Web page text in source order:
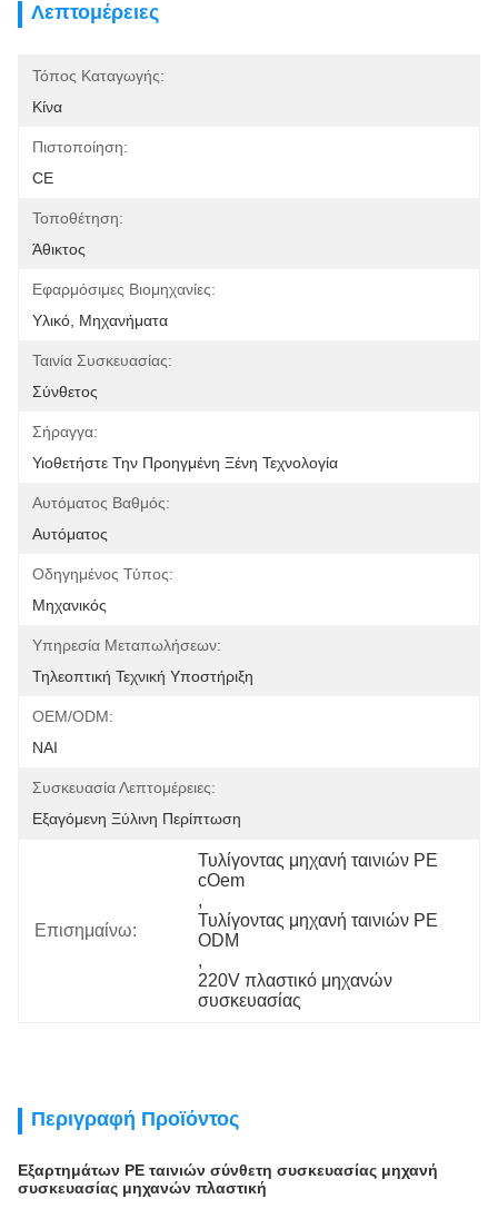
Λεπτομέρειες
Τόπος Καταγωγής:
Κίνα
Πιστοποίηση:
CE
Τοποθέτηση:
Άθικτος
Εφαρμόσιμες Βιομηχανίες:
Υλικό, Μηχανήματα
Ταινία Συσκευασίας:
Σύνθετος
Σήραγγα:
Υιοθετήστε Την Προηγμένη Ξένη Τεχνολογία
Αυτόματος Βαθμός:
Αυτόματος
Οδηγημένος Τύπος:
Μηχανικός
Υπηρεσία Μεταπωλήσεων:
Τηλεοπτική Τεχνική Υποστήριξη
OEM/ODM:
ΝΑΙ
Συσκευασία Λεπτομέρειες:
Εξαγόμενη Ξύλινη Περίπτωση
Επισημαίνω:
Τυλίγοντας μηχανή ταινιών PE
cOem
,
Τυλίγοντας μηχανή ταινιών PE
ODM
,
220V πλαστικό μηχανών
συσκευασίας
Περιγραφή Προϊόντος
Εξαρτημάτων PE ταινιών σύνθετη συσκευασίας μηχανή
συσκευασίας μηχανών πλαστική